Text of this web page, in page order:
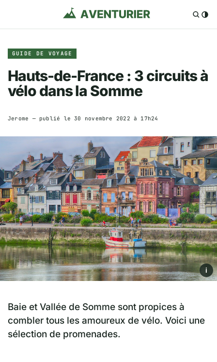
GUIDE DE VOYAGE
Hauts-de-France : 3 circuits à
vélo dans la Somme
Jerome — publié le30 novembre 2022 à 17h24
i
Baie et Vallée de Somme sont propices à
combler tous les amoureux de vélo. Voici une
sélection de promenades.